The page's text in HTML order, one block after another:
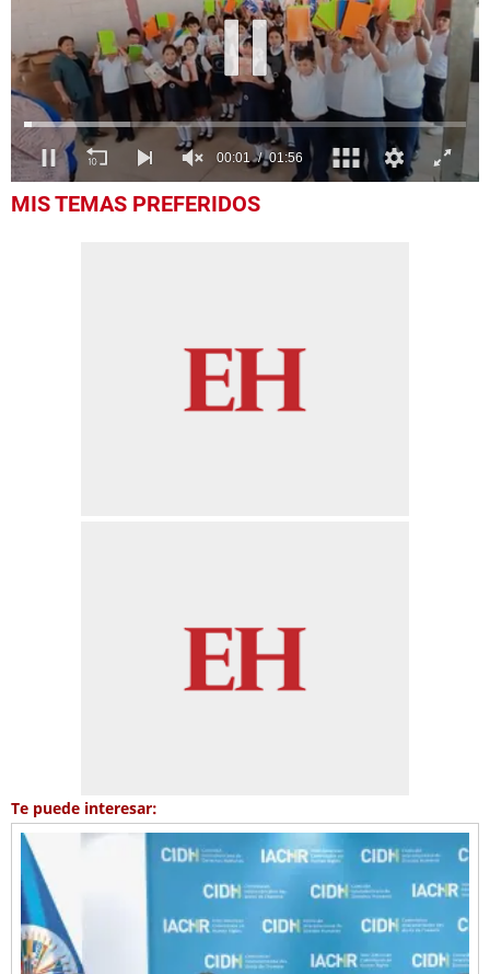
of
MIS TEMAS PREFERIDOS
Te puede interesar: